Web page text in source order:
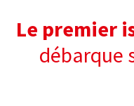
Le premier
débarque